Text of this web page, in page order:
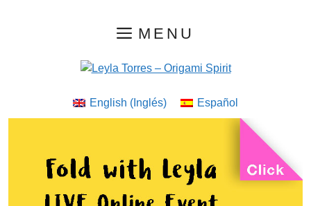
MENU
English ( Inglés) Español